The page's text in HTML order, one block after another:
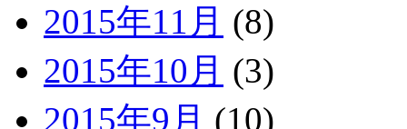
2015年11月 (8)
2015年10月 (3)
2015年9月 (10)